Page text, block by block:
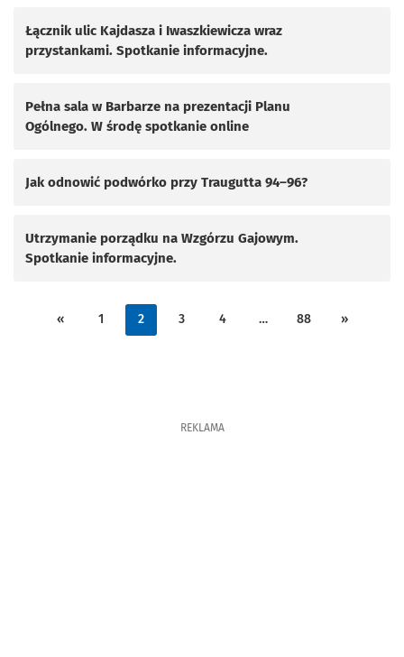
Łącznik ulic Kajdasza i Iwaszkiewicza wraz
przystankami. Spotkanie informacyjne.
Pełna sala w Barbarze na prezentacji Planu
Ogólnego. W środę spotkanie online
Jak odnowić podwórko przy Traugutta 94–96?
Utrzymanie porządku na Wzgórzu Gajowym.
Spotkanie informacyjne.
« 1 2 3 4 … 88 »
REKLAMA